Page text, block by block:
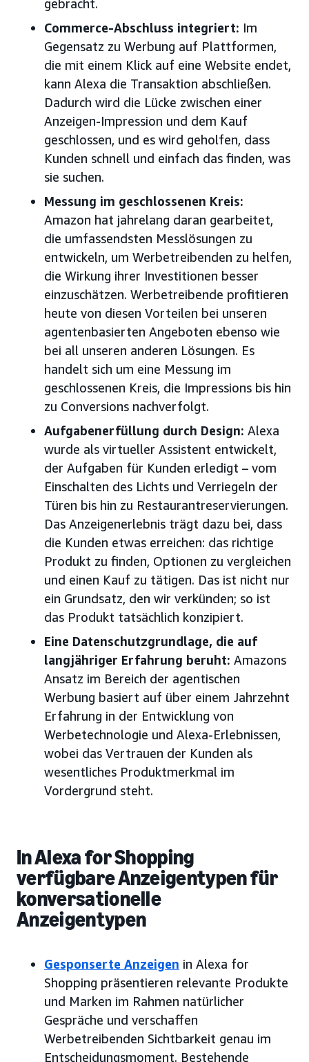
gebracht.
Commerce-Abschluss integriert: Im
Gegensatz zu Werbung auf Plattformen,
die mit einem Klick auf eine Website endet,
kann Alexa die Transaktion abschließen.
Dadurch wird die Lücke zwischen einer
Anzeigen-Impression und dem Kauf
geschlossen, und es wird geholfen, dass
Kunden schnell und einfach das finden, was
sie suchen.
Messung im geschlossenen Kreis:
Amazon hat jahrelang daran gearbeitet,
die umfassendsten Messlösungen zu
entwickeln, um Werbetreibenden zu helfen,
die Wirkung ihrer Investitionen besser
einzuschätzen. Werbetreibende profitieren
heute von diesen Vorteilen bei unseren
agentenbasierten Angeboten ebenso wie
bei all unseren anderen Lösungen. Es
handelt sich um eine Messung im
geschlossenen Kreis, die Impressions bis hin
zu Conversions nachverfolgt.
Aufgabenerfüllung durch Design: Alexa
wurde als virtueller Assistent entwickelt,
der Aufgaben für Kunden erledigt – vom
Einschalten des Lichts und Verriegeln der
Türen bis hin zu Restaurantreservierungen.
Das Anzeigenerlebnis trägt dazu bei, dass
die Kunden etwas erreichen: das richtige
Produkt zu finden, Optionen zu vergleichen
und einen Kauf zu tätigen. Das ist nicht nur
ein Grundsatz, den wir verkünden; so ist
das Produkt tatsächlich konzipiert.
Eine Datenschutzgrundlage, die auf
langjähriger Erfahrung beruht: Amazons
Ansatz im Bereich der agentischen
Werbung basiert auf über einem Jahrzehnt
Erfahrung in der Entwicklung von
Werbetechnologie und Alexa-Erlebnissen,
wobei das Vertrauen der Kunden als
wesentliches Produktmerkmal im
Vordergrund steht.
In Alexa for Shopping
verfügbare Anzeigentypen für
konversationelle
Anzeigentypen
Gesponserte Anzeigen in Alexa for
Shopping präsentieren relevante Produkte
und Marken im Rahmen natürlicher
Gespräche und verschaffen
Werbetreibenden Sichtbarkeit genau im
Entscheidungsmoment. Bestehende